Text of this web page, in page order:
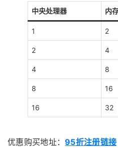
中央处理器 内
1 2
2 4
4 8
8 16
16 32
优惠购买地址：95折注册链接